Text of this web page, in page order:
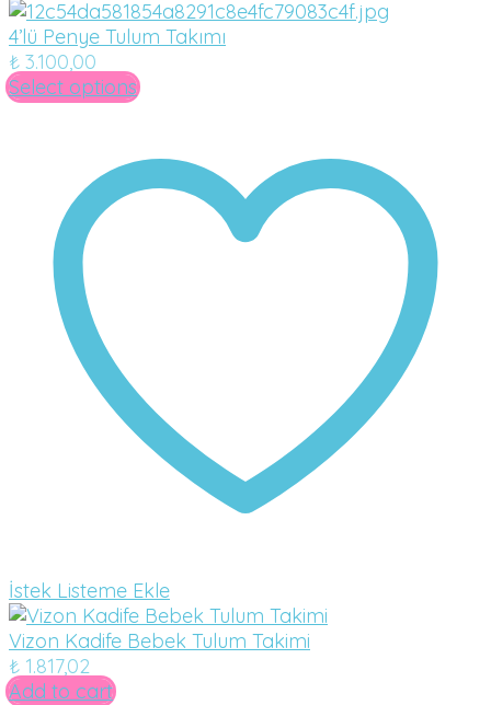
4’lü Penye Tulum Takımı
₺ 3.100,00
Select options
İstek Listeme Ekle
Vizon Kadife Bebek Tulum Takimi
₺ 1.817,02
Add to cart